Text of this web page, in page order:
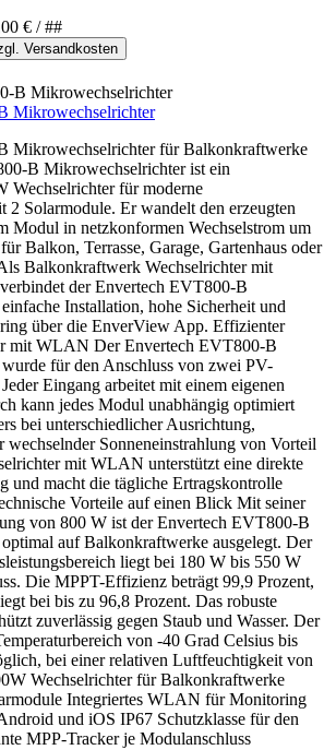
€ / ##
Versandkosten
Mikrowechselrichter
Mikrowechselrichter für Balkonkraftwerke
B Mikrowechselrichter ist ein
Wechselrichter für moderne
Solarmodule. Er wandelt den erzeugten
Modul in netzkonformen Wechselstrom um
Balkon, Terrasse, Garage, Gartenhaus oder
Balkonkraftwerk Wechselrichter mit
der Envertech EVT800-B
Installation, hohe Sicherheit und
über die EnverView App. Effizienter
mit WLAN Der Envertech EVT800-B
für den Anschluss von zwei PV-
Eingang arbeitet mit einem eigenen
kann jedes Modul unabhängig optimiert
bei unterschiedlicher Ausrichtung,
wechselnder Sonneneinstrahlung von Vorteil
mit WLAN unterstützt eine direkte
und macht die tägliche Ertragskontrolle
Vorteile auf einen Blick Mit seiner
von 800 W ist der Envertech EVT800-B
auf Balkonkraftwerke ausgelegt. Der
liegt bei 180 W bis 550 W
Die MPPT-Effizienz beträgt 99,9 Prozent,
bei bis zu 96,8 Prozent. Das robuste
zuverlässig gegen Staub und Wasser. Der
von -40 Grad Celsius bis
bei einer relativen Luftfeuchtigkeit von
Wechselrichter für Balkonkraftwerke
Integriertes WLAN für Monitoring
und iOS IP67 Schutzklasse für den
MPP-Tracker je Modulanschluss